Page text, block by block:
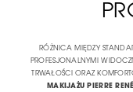
RÓŻNICA MIĘDZY
PROFESJONALNYMI
TRWAŁOŚCI ORAZ
MAKIJAŻU PIERRE